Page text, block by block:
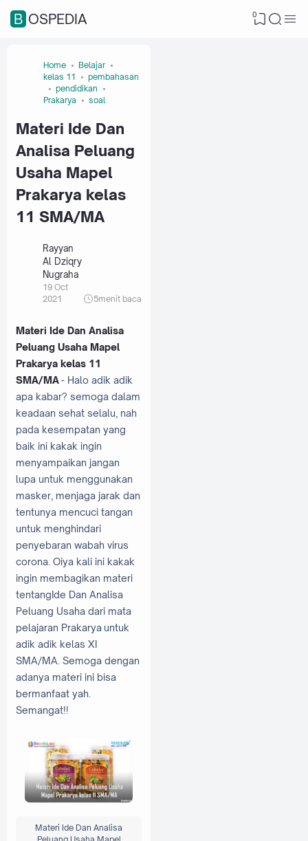
BOSPEDIA 0
Home
Belajar
kelas 11
pembahasan
pendidikan
Prakarya
soal
Materi Ide Dan
Analisa Peluang
Usaha Mapel
Prakarya kelas
11 SMA/MA
Rayyan
Al Dziqry
Nugraha
19 Oct
2021
5menit baca
Materi Ide Dan Analisa
Peluang Usaha Mapel
Prakarya kelas 11
SMA/MA- Halo adik adik
apa kabar? semoga dalam
keadaan sehat selalu, nah
pada kesempatan yang
baik ini kakak ingin
menyampaikan jangan
lupa untuk menggunakan
masker, menjaga jarak dan
tentunya mencuci tangan
untuk menghindari
penyebaran wabah virus
corona. Oiya kali ini kakak
ingin membagikan materi
tentangIde Dan Analisa
Peluang Usaha dari mata
pelajaran Prakarya untuk
adik adik kelas XI
SMA/MA. Semoga dengan
adanya materi ini bisa
bermanfaat yah.
Semangat!!
Materi Ide Dan Analisa